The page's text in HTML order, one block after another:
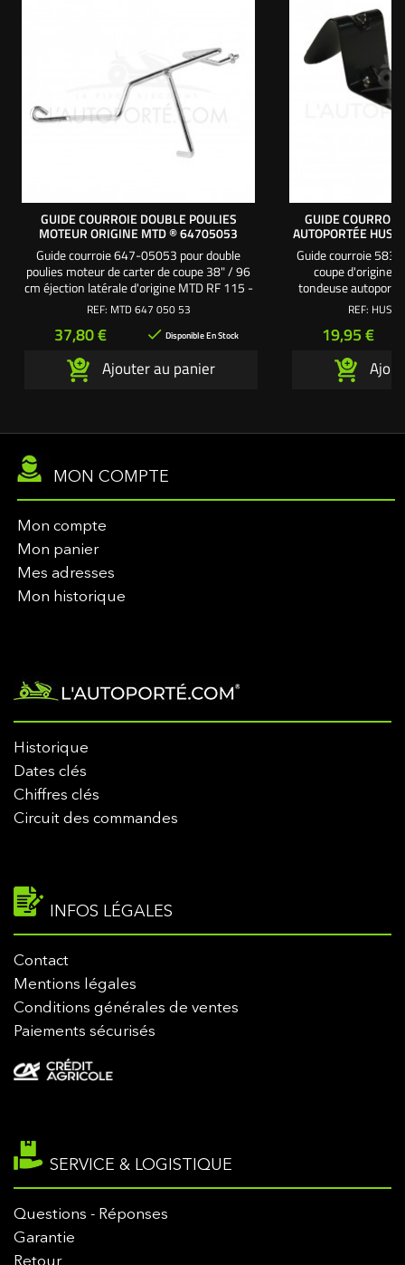
GUIDE COURROIE DOUBLE POULIES
MOTEUR ORIGINE MTD ® 64705053
Guide courroie 647-05053 pour double
poulies moteur de carter de coupe 38" / 96
cm éjection latérale d'origine MTD RF 115 -
RF 125 tracteur tondeuse autoportée.
pour fixer le guide courroie sur le châssis.
Référence origine : 647-05053 /
64705053
REF: MTD 647 050 53
Prix
37,80 €  Disponible En Stock
Ajouter au panier
GUIDE
AUTOPORTÉE
Guide courroie
coupe d'origine
tondeuse
Bernard Loisirs -
Référence
REF:
Prix
19,95 €
MON COMPTE
Mon compte
Mon panier
Mes adresses
Mon historique
Historique
Dates clés
Chiffres clés
Circuit des commandes
INFOS LÉGALES
Contact
Mentions légales
Conditions générales de ventes
Paiements sécurisés
SERVICE & LOGISTIQUE
Questions - Réponses
Garantie
Retour